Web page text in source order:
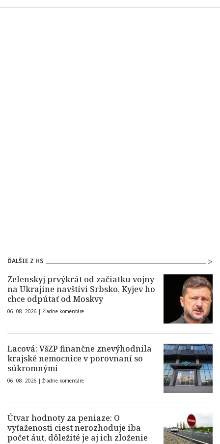
ĎALŠIE Z HS
Zelenskyj prvýkrát od začiatku vojny
na Ukrajine navštívi Srbsko, Kyjev ho
chce odpútať od Moskvy
06. 08. 2026 | Žiadne komentáre
Lacová: VšZP finančne znevýhodnila
krajské nemocnice v porovnaní so
súkromnými
06. 08. 2026 | Žiadne komentáre
Útvar hodnoty za peniaze: O
vyťaženosti ciest nerozhoduje iba
počet áut, dôležité je aj ich zloženie